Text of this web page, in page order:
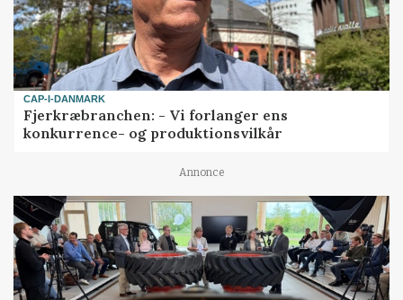
CAP-I-DANMARK
Fjerkræbranchen: - Vi forlanger ens
konkurrence- og produktionsvilkår
Annonce